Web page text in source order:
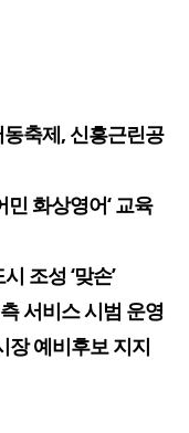
축제, 신흥근린공
민 화상영어‘ 교육
조성 ‘맞손’
서비스 시범 운영
장 예비후보 지지